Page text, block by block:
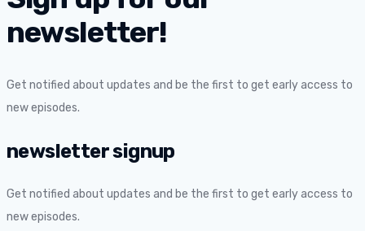
newsletter!
Get notified about updates and be the first to get early access to
new episodes.
newsletter signup
Get notified about updates and be the first to get early access to
new episodes.